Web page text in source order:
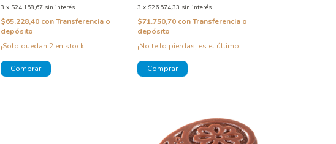
3 x $24.158,67 sin interés
$65.228,40 conTransferencia o
depósito
¡Solo quedan 2 en stock!
3 x $26.574,33 sin interés
$71.750,70 con Transferencia o
depósito
¡No te lo pierdas, es el último!